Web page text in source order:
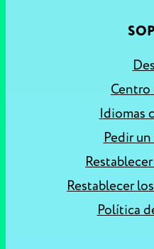
Centro
Idiomas
Pedir
Restablecer
Política